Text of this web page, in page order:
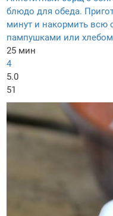
блюдо для обеда.
минут и накормить всю
пампушками или
25 мин
4
5.0
51